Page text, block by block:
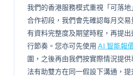
我們的香港服務模式重視「可落
合作初段，我們會先確認每月交
有資料完整度及期望時程，再提
行節奏。您亦可先使用 AI 智能報
圍，之後再由我們按實際情況提
法有助雙方在同一假設下溝通，